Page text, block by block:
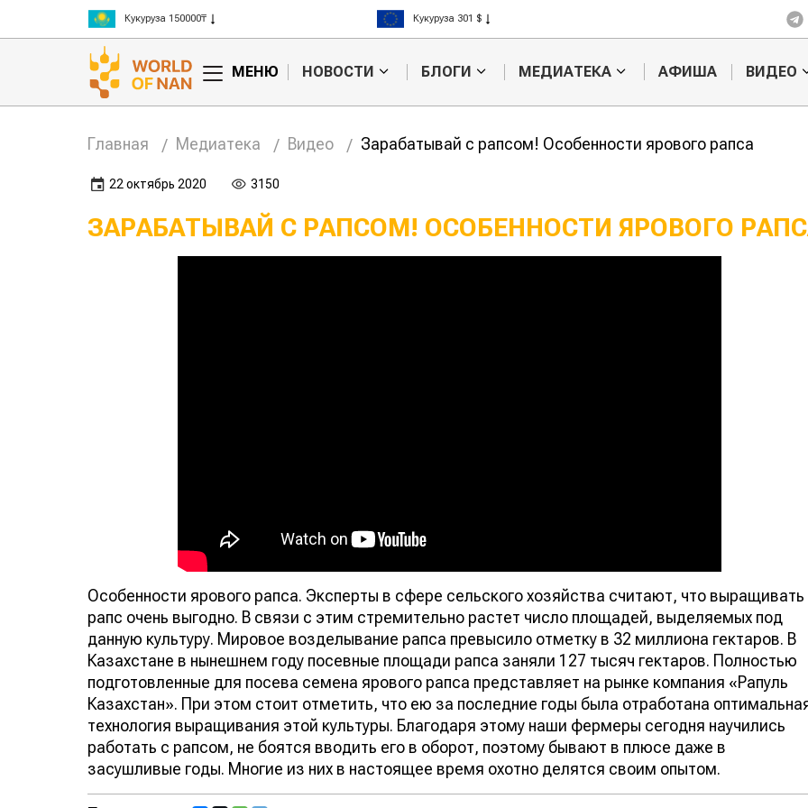
Кукуруза 150000₸
Рис 300000₸
Пшеница 3 класс 125000₸
Кукуруза 301 $
Рис 408 $
МЕНЮ НОВОСТИ БЛОГИ МЕДИАТЕКА АФИША ВИДЕО
Главная Медиатека Видео Зарабатывай с рапсом! Особенности ярового рапса
22 октябрь 2020 3150
ЗАРАБАТЫВАЙ С РАПСОМ! ОСОБЕННОСТИ ЯРОВОГО
Особенности ярового рапса. Эксперты в сфере сельского хозяйства считают, что выращивать
рапс очень выгодно. В связи с этим стремительно растет число площадей, выделяемых под
данную культуру. Мировое возделывание рапса превысило отметку в 32 миллиона гектаров. В
Казахстане в нынешнем году посевные площади рапса заняли 127 тысяч гектаров. Полностью
подготовленные для посева семена ярового рапса представляет на рынке компания «Рапуль
Казахстан». При этом стоит отметить, что ею за последние годы была отработана
технология выращивания этой культуры. Благодаря этому наши фермеры сегодня научились
работать с рапсом, не боятся вводить его в оборот, поэтому бывают в плюсе даже в
засушливые годы. Многие из них в настоящее время охотно делятся своим опытом.